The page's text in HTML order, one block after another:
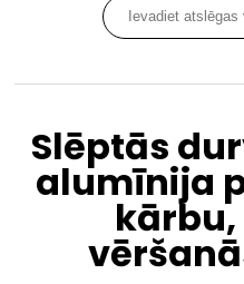
Slēptās
alumīnija